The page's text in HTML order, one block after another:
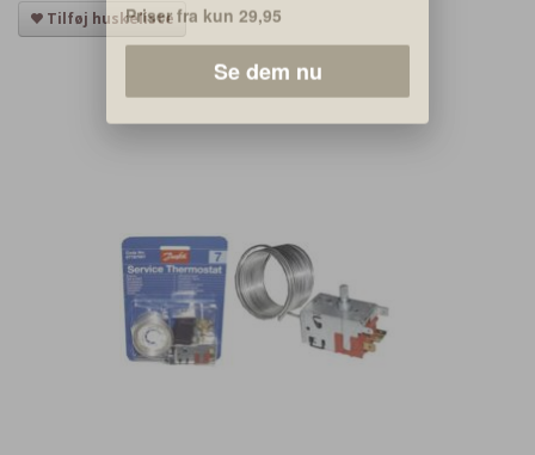
Tilføj huskelisteStort udvalg i ventilatorer